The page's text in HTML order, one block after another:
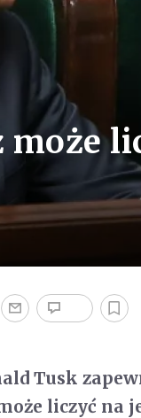
Tusk
liczyć na